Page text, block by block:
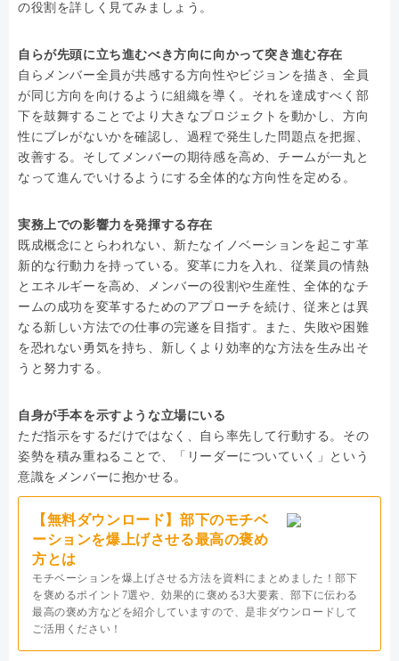
の役割を詳しく見てみましょう。
自らが先頭に立ち進むべき方向に向かって突き進む存在
自らメンバー全員が共感する方向性やビジョンを描き、全員
が同じ方向を向けるように組織を導く。それを達成すべく部
下を鼓舞することでより大きなプロジェクトを動かし、方向
性にブレがないかを確認し、過程で発生した問題点を把握、
改善する。そしてメンバーの期待感を高め、チームが一丸と
なって進んでいけるようにする全体的な方向性を定める。
実務上での影響力を発揮する存在
既成概念にとらわれない、新たなイノベーションを起こす革
新的な行動力を持っている。変革に力を入れ、従業員の情熱
とエネルギーを高め、メンバーの役割や生産性、全体的なチ
ームの成功を変革するためのアプローチを続け、従来とは異
なる新しい方法での仕事の完遂を目指す。また、失敗や困難
を恐れない勇気を持ち、新しくより効率的な方法を生み出そ
うと努力する。
自身が手本を示すような立場にいる
ただ指示をするだけではなく、自ら率先して行動する。その
姿勢を積み重ねることで、「リーダーについていく」という
意識をメンバーに抱かせる。
【無料ダウンロード】部下のモチベ
ーションを爆上げさせる最高の褒め
方とは
モチベーションを爆上げさせる方法を資料にまとめました！部下
を褒めるポイント7選や、効果的に褒める3大要素、部下に伝わる
最高の褒め方などを紹介していますので、是非ダウンロードして
ご活用ください！